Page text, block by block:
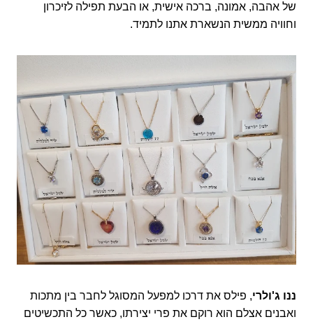
של אהבה, אמונה, ברכה אישית, או הבעת תפילה לזיכרון
וחוויה ממשית הנשארת אתנו לתמיד.
ננו ג'ולרי, פילס את דרכו למפעל המסוגל לחבר בין מתכות
ואבנים אצלם הוא רוקם את פרי יצירתו, כאשר כל התכשיטים